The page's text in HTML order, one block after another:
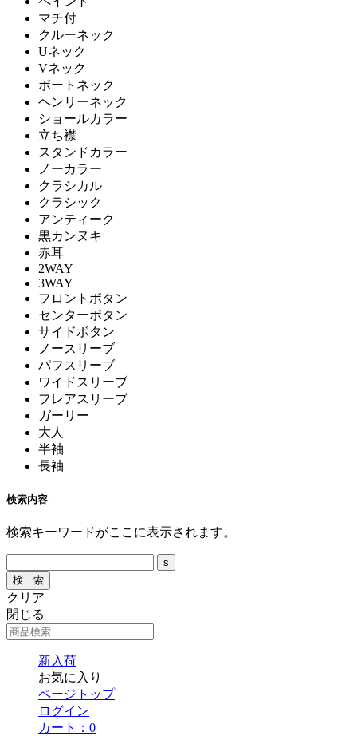
マチ付
クルーネック
Uネック
Vネック
ボートネック
ヘンリーネック
ショールカラー
立ち襟
スタンドカラー
ノーカラー
クラシカル
クラシック
アンティーク
黒カンヌキ
赤耳
2WAY
3WAY
フロントボタン
センターボタン
サイドボタン
ノースリーブ
パフスリーブ
ワイドスリーブ
フレアスリーブ
ガーリー
大人
半袖
長袖
検索内容
検索キーワードがここに表示されます。
クリア
閉じる
新入荷
お気に入り
ページトップ
ログイン
カート： 0